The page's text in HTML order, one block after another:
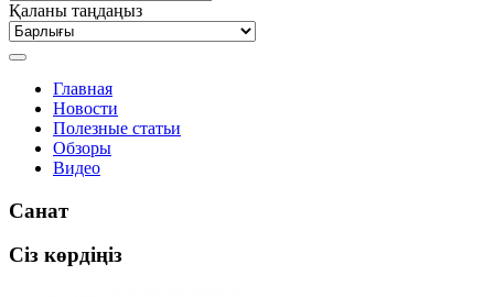
Қаланы таңдаңыз
Главная
Новости
Полезные статьи
Обзоры
Видео
Санат
Сіз көрдіңіз